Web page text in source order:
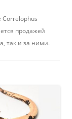
продажей
так и за ними.